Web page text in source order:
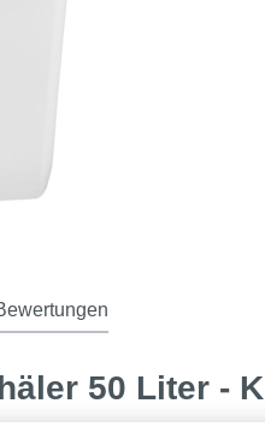
50 Liter -